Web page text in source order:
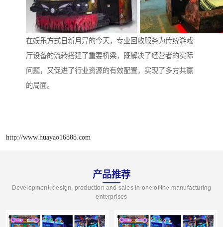
在娱乐方式日新月异的今天，专业回收服务为传统游戏
厅设备的流转搭建了重要桥梁，既解决了经营者的实际
问题，又促进了行业资源的有效配置，实现了多方共赢
的局面。
http://www.huayao16888.com
产品推荐
Development, design, production and sales in one of the manufacturing
enterprises